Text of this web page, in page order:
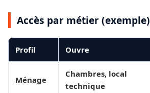
Accès par métier (exemple)
Profil Ouvre
Ménage
Chambres, local
technique